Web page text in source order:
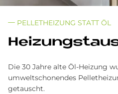
PELLETHEIZUNG STATT ÖL
Die 30 Jahre alte Öl-Heizung
umweltschonendes
getauscht.